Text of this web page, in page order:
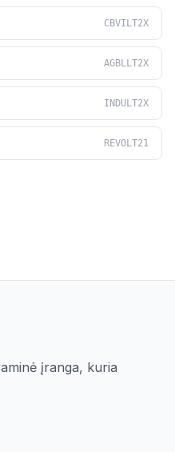
CBVILT2X
AGBLLT2X
INDULT2X
REVOLT21
įranga, kuria